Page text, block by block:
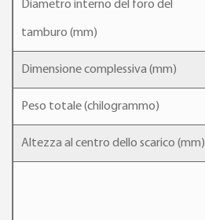
Diametro interno del foro del
tamburo (mm)
Dimensione complessiva (mm)
Peso totale (chilogrammo)
Altezza al centro dello scarico (mm)